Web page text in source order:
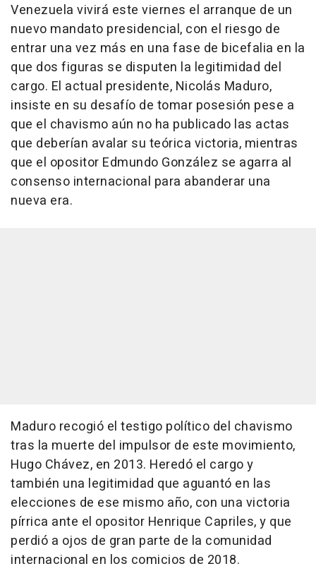
Venezuela vivirá este viernes el arranque de un
nuevo mandato presidencial, con el riesgo de
entrar una vez más en una fase de bicefalia en la
que dos figuras se disputen la legitimidad del
cargo. El actual presidente, Nicolás Maduro,
insiste en su desafío de tomar posesión pese a
que el chavismo aún no ha publicado las actas
que deberían avalar su teórica victoria, mientras
que el opositor Edmundo González se agarra al
consenso internacional para abanderar una
nueva era.
Maduro recogió el testigo político del chavismo
tras la muerte del impulsor de este movimiento,
Hugo Chávez, en 2013. Heredó el cargo y
también una legitimidad que aguantó en las
elecciones de ese mismo año, con una victoria
pírrica ante el opositor Henrique Capriles, y que
perdió a ojos de gran parte de la comunidad
internacional en los comicios de 2018.